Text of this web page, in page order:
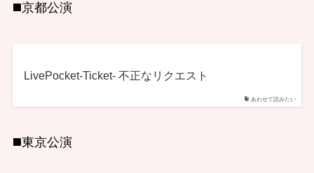
◼️京都公演
あわせて読みたい
LivePocket-Ticket- 不正なリクエスト
◼️東京公演